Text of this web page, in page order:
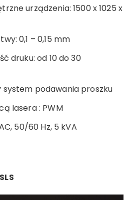
urządzenia: 1500 x 1025 x
0,1 – 0,15 mm
druku: od 10 do 30
system podawania proszku
lasera : PWM
50/60 Hz, 5 kVA